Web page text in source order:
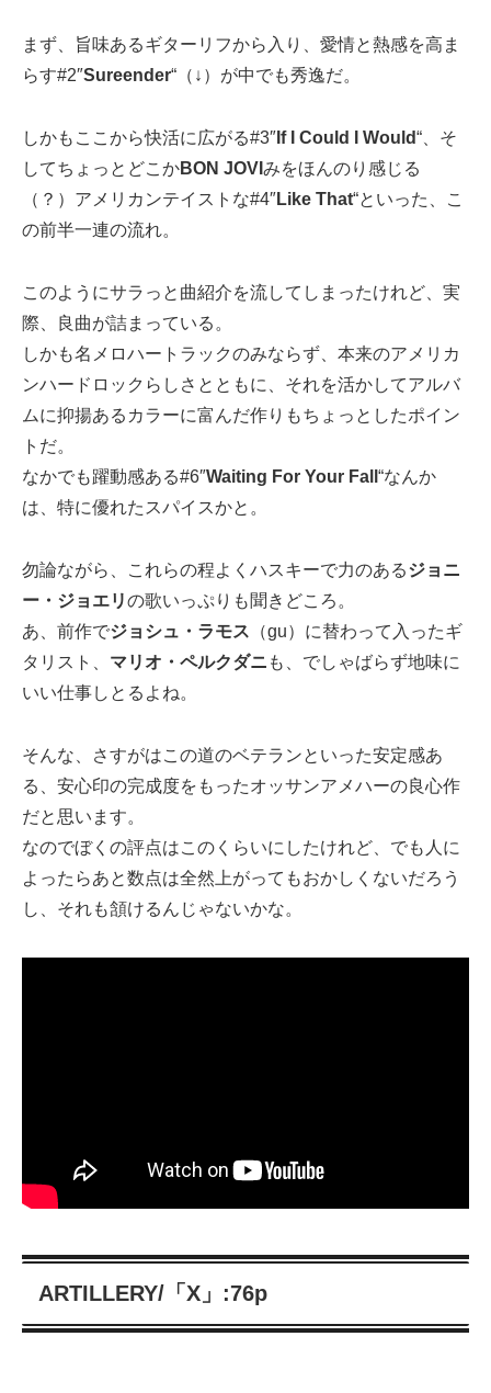
まず、旨味あるギターリフから入り、愛情と熱感を高ま
らす#2″Sureender“（↓）が中でも秀逸だ。
しかもここから快活に広がる#3″ If I Could I Would“、そ
してちょっとどこかBON JOVI みをほんのり感じる
（？）アメリカンテイストな#4″Like That“といった、こ
の前半一連の流れ。
このようにサラっと曲紹介を流してしまったけれど、実
際、良曲が詰まっている。
しかも名メロハートラックのみならず、本来のアメリカ
ンハードロックらしさとともに、それを活かしてアルバ
ムに抑揚あるカラーに富んだ作りもちょっとしたポイン
トだ。
なかでも躍動感ある#6″Waiting For Your Fall “なんか
は、特に優れたスパイスかと。
勿論ながら、これらの程よくハスキーで力のあるジョニ
ー・ジョエリの歌いっぷりも聞きどころ。
あ、前作でジョシュ・ラモス （gu）に替わって入ったギ
タリスト、 マリオ・ペルクダニ も、でしゃばらず地味に
いい仕事しとるよね。
そんな、さすがはこの道のベテランといった安定感あ
る、安心印の完成度をもったオッサンアメハーの良心作
だと思います。
なのでぼくの評点はこのくらいにしたけれど、でも人に
よったらあと数点は全然上がってもおかしくないだろう
し、それも頷けるんじゃないかな。
ARTILLERY/「X」:76p